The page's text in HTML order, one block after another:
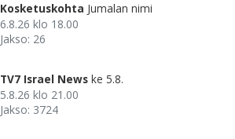
Kosketuskohta Jumalan nimi
6.8.26 klo 18.00
Jakso: 26
TV7 Israel News ke 5.8.
5.8.26 klo 21.00
Jakso: 3724